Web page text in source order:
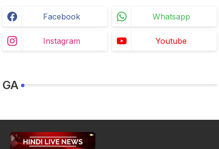
Facebook Whatsapp
Instagram Youtube
GA